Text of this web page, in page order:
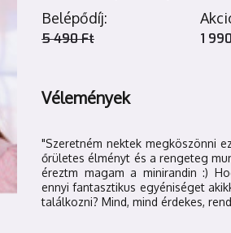
Belépődíj:
5 490 Ft 1
Vélemények
"Szeretném nektek megköszönni
őrületes élményt és a rengeteg
éreztm magam a minirandin :)
ennyi fantasztikus egyéniséget
találkozni? Mind, mind érdekes,